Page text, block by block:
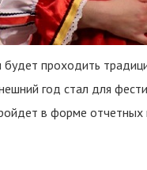
проходить
год стал для
в форме